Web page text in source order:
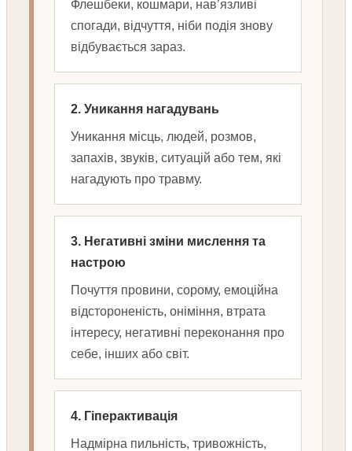
Флешбеки, кошмари, нав’язливі
спогади, відчуття, ніби подія знову
відбувається зараз.
2. Уникання нагадувань
Уникання місць, людей, розмов,
запахів, звуків, ситуацій або тем, які
нагадують про травму.
3. Негативні зміни мислення та
настрою
Почуття провини, сорому, емоційна
відстороненість, оніміння, втрата
інтересу, негативні переконання про
себе, інших або світ.
4. Гіперактивація
Надмірна пильність, тривожність,